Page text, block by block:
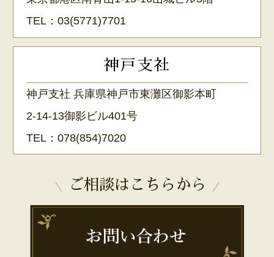
TEL：03(5771)7701
神戸支社
神戸支社 兵庫県神戸市東灘区御影本町
2-14-13御影ビル401号
TEL：078(854)7020
ご相談はこちらから